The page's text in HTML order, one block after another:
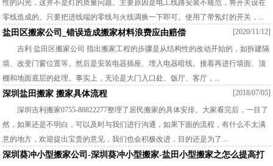
性的闪光，这并不是灯的质量问题。主要原因是电工线路安装不规范，将开关设在
零线造成的。只要把进线端的零线与火线调换一下即可。使用了带氖灯的开关，...
盐田区搬家公司_错误造成搬家材料浪费应由赔偿
[2020/11/12]
吉利 盐田区搬家公司 指出搬家工程的步骤是从结构性的改动开始的，如拆建隔
墙、改变门窗位置等。然后是安装电器插座、埋入电器暗线。接着再进行墙面、顶
棚和地面底层的处理。事实上，无论是大门入口处、饭厅、客厅，...
深圳盐田搬家 搬家具体流程
[2018/07/05]
深圳吉利搬家0755-88822277整理了居民搬家的具体安排。大家看完后，一目了
然，如果还是不明白，可以及时与我们进行沟通，如果下面的流程，有什么不太满
意的地方，欢迎提出宝贵的意见，我们也会积极改进，目的还是为了...
深圳葵冲小型搬家公司-深圳葵冲小型搬家-盐田小型搬家之怎么提高打